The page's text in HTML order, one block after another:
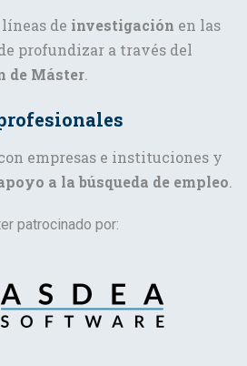
de investigación en las
profundizar a través del
de Máster.
empresas e instituciones y
a la búsqueda de empleo.
patrocinado por: